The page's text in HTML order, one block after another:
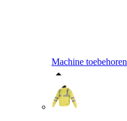
Machine toebehoren